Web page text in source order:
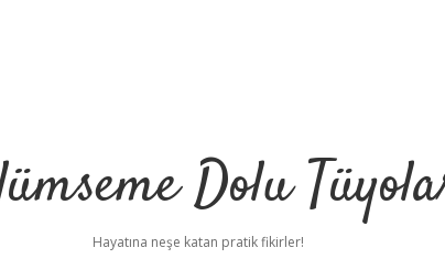
Dolu
Hayatına neşe katan pratik fikirler!